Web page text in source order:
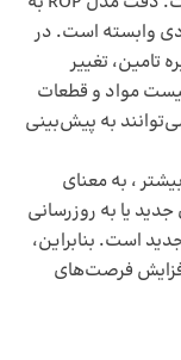
وابسته است. در
تامین، تغییر
لیست مواد و قطعات
به پیش‌بینی
، به معنای
یا به روزرسانی
است. بنابراین،
فرصت‌های